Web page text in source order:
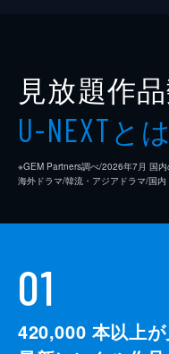
見放題作
U-NEXTとは
※GEM Partners調べ/2026年7⽉ 国
海外ドラマ/韓流・アジアドラマ/国内
01
420,000 本以上が